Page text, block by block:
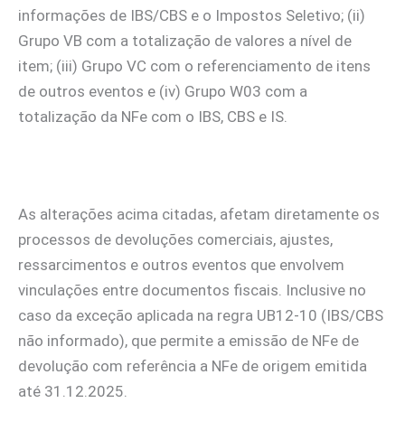
informações de IBS/CBS e o Impostos Seletivo; (ii)
Grupo VB com a totalização de valores a nível de
item; (iii) Grupo VC com o referenciamento de itens
de outros eventos e (iv) Grupo W03 com a
totalização da NFe com o IBS, CBS e IS.
As alterações acima citadas, afetam diretamente os
processos de devoluções comerciais, ajustes,
ressarcimentos e outros eventos que envolvem
vinculações entre documentos fiscais. Inclusive no
caso da exceção aplicada na regra UB12-10 (IBS/CBS
não informado), que permite a emissão de NFe de
devolução com referência a NFe de origem emitida
até 31.12.2025.